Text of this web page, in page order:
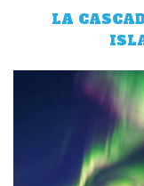
LA